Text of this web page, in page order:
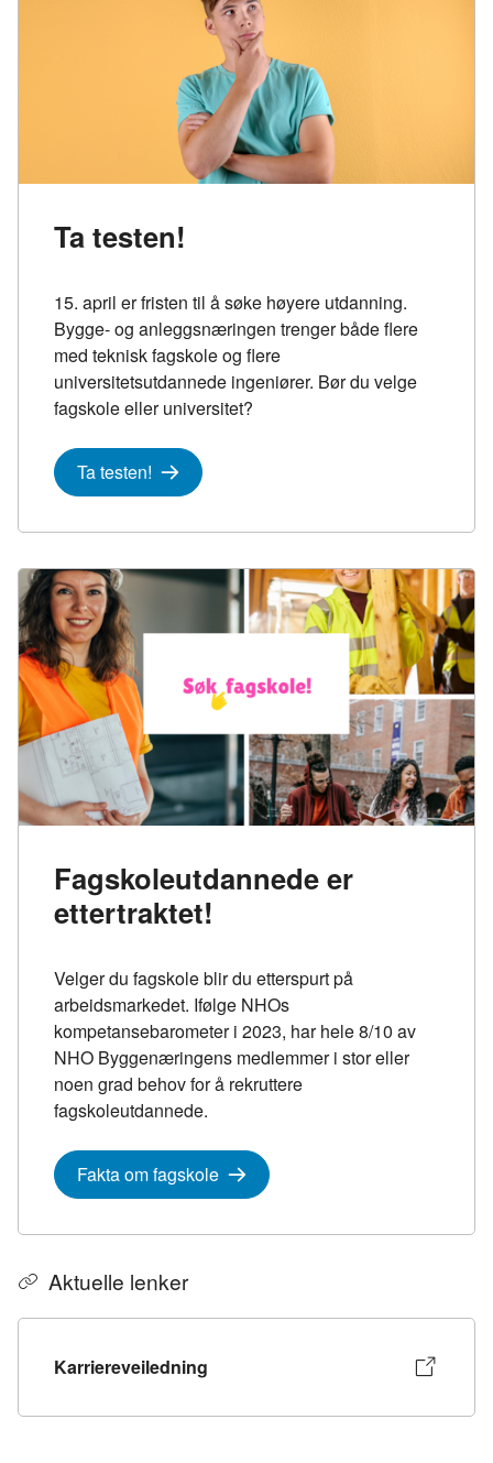
Ta testen!
15. april er fristen til å søke høyere utdanning.
Bygge- og anleggsnæringen trenger både flere
med teknisk fagskole og flere
universitetsutdannede ingeniører. Bør du velge
fagskole eller universitet?
Ta testen!
Fagskoleutdannede er
ettertraktet!
Velger du fagskole blir du etterspurt på
arbeidsmarkedet. Ifølge NHOs
kompetansebarometer i 2023, har hele 8/10 av
NHO Byggenæringens medlemmer i stor eller
noen grad behov for å rekruttere
fagskoleutdannede.
Fakta om fagskole
Aktuelle lenker
Karriereveiledning